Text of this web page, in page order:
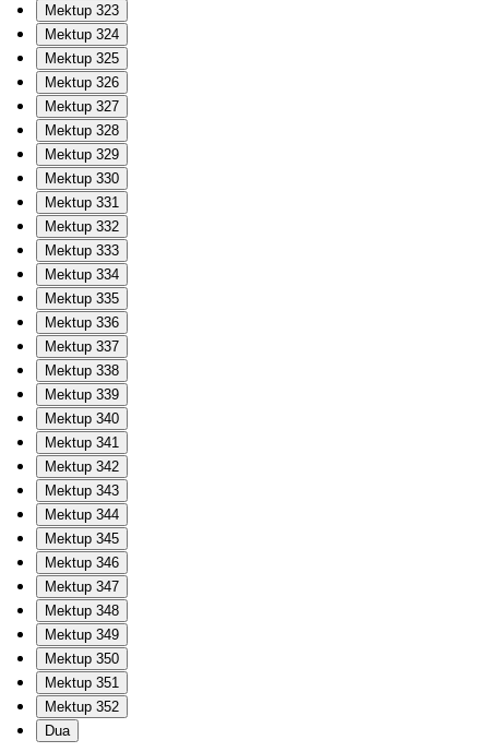
Mektup 323
Mektup 324
Mektup 325
Mektup 326
Mektup 327
Mektup 328
Mektup 329
Mektup 330
Mektup 331
Mektup 332
Mektup 333
Mektup 334
Mektup 335
Mektup 336
Mektup 337
Mektup 338
Mektup 339
Mektup 340
Mektup 341
Mektup 342
Mektup 343
Mektup 344
Mektup 345
Mektup 346
Mektup 347
Mektup 348
Mektup 349
Mektup 350
Mektup 351
Mektup 352
Dua